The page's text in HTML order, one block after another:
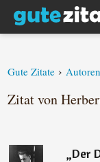
Gute Zitate › Autoren
Zitat von
„Der